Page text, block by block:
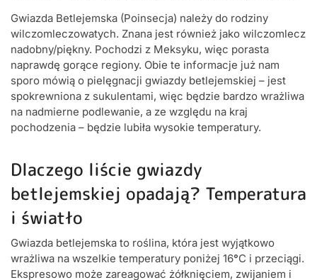
Gwiazda Betlejemska (Poinsecja) należy do rodziny
wilczomleczowatych. Znana jest również jako wilczomlecz
nadobny/piękny. Pochodzi z Meksyku, więc porasta
naprawdę gorące regiony. Obie te informacje już nam
sporo mówią o pielęgnacji gwiazdy betlejemskiej – jest
spokrewniona z sukulentami, więc będzie bardzo wrażliwa
na nadmierne podlewanie, a ze względu na kraj
pochodzenia – będzie lubiła wysokie temperatury.
Dlaczego liście gwiazdy
betlejemskiej opadają? Temperatura
i światło
Gwiazda betlejemska to roślina, która jest wyjątkowo
wrażliwa na wszelkie temperatury poniżej 16°C i przeciągi.
Ekspresowo może zareagować żółknięciem, zwijaniem i